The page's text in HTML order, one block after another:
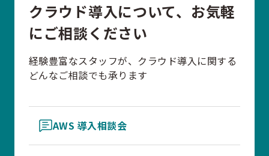
クラウド導入について、お気軽
にご相談ください
経験豊富なスタッフが、クラウド導入に関する
どんなご相談でも承ります
AWS 導入相談会